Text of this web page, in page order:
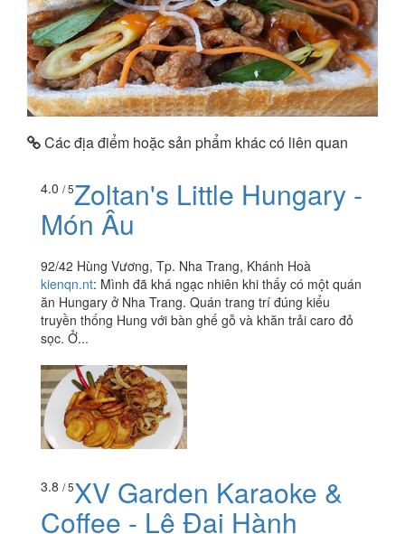
Các địa điểm hoặc sản phẩm khác có liên quan
4.0 / 5Zoltan's Little Hungary -
Món Âu
92/42 Hùng Vương, Tp. Nha Trang, Khánh Hoà
kienqn.nt: Mình đã khá ngạc nhiên khi thấy có một quán
ăn Hungary ở Nha Trang. Quán trang trí đúng kiểu
truyền thống Hung với bàn ghế gỗ và khăn trải caro đỏ
sọc. Ở...
3.8 / 5XV Garden Karaoke &
Coffee - Lê Đại Hành